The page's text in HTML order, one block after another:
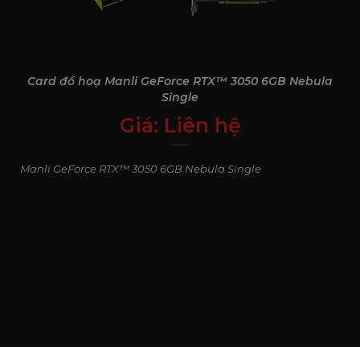
Card đồ hoạ Manli GeForce RTX™ 3050 6GB Nebula
Single
Giá: Liên hệ
0₫
Manli GeForce RTX™ 3050 6GB Nebula Single